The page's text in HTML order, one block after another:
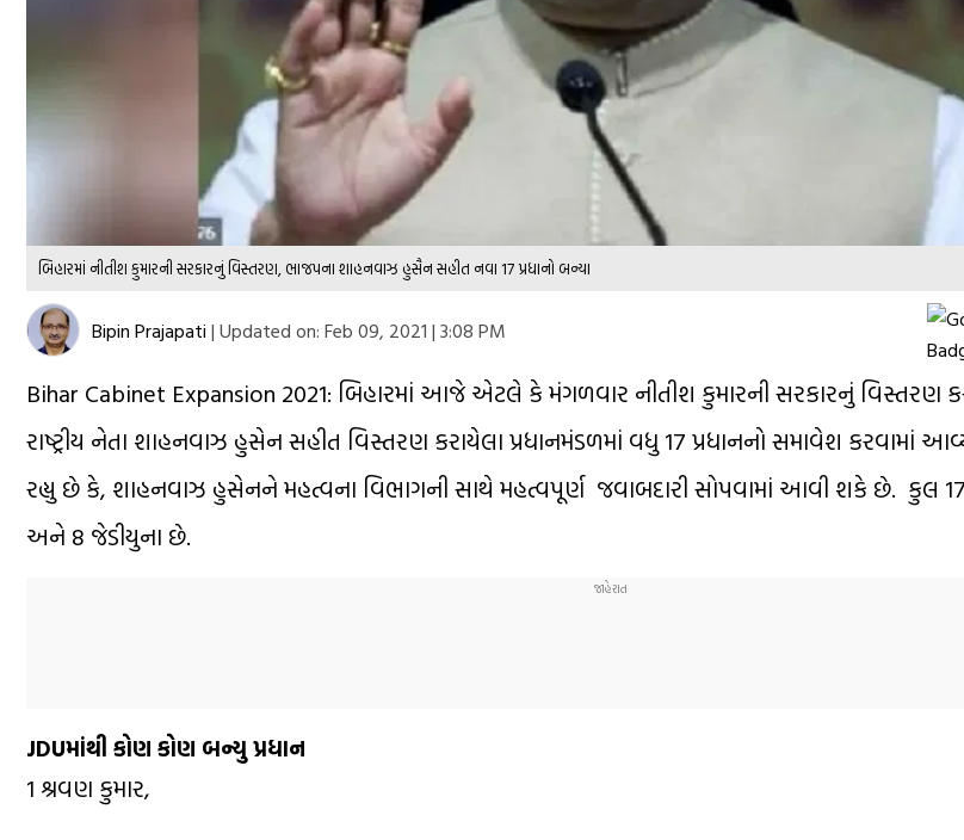
બિહારમાંં નીતીશ કુમારની સરકારનું વિસ્તરણ, ભાજપના શાહનવાઝ હુસૈન સહીત નવા 17 પ્રધાનો બન્યા
Bipin Prajapati | Updated on: Feb 09, 2021 | 3:08 PM
Bihar Cabinet Expansion 2021: બિહારમાં આજે એટલે કે મંગળવાર નીતીશ કુમારની સરકારનું વિસ્તરણ
રાષ્ટ્રીય નેતા શાહનવાઝ હુસેન સહીત વિસ્તરણ કરાયેલા પ્રધાનમંડળમાં વધુ 17 પ્રધાનનો સમાવેશ કરવામાં
રહ્યુ છે કે, શાહનવાઝ હુસેનને મહત્વના વિભાગની સાથે મહત્વપૂર્ણ જવાબદારી સોપવામાં આવી શકે છે. કુલ 17
અને 8 જેડીયુના છે.
JDUમાંથી કોણ કોણ બન્યુ પ્રધાન
1 શ્રવણ કુમાર,